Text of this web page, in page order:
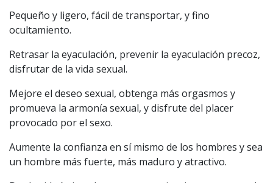
Pequeño y ligero, fácil de transportar, y fino
ocultamiento.
Retrasar la eyaculación, prevenir la eyaculación precoz,
disfrutar de la vida sexual.
Mejore el deseo sexual, obtenga más orgasmos y
promueva la armonía sexual, y disfrute del placer
provocado por el sexo.
Aumente la confianza en sí mismo de los hombres y sea
un hombre más fuerte, más maduro y atractivo.